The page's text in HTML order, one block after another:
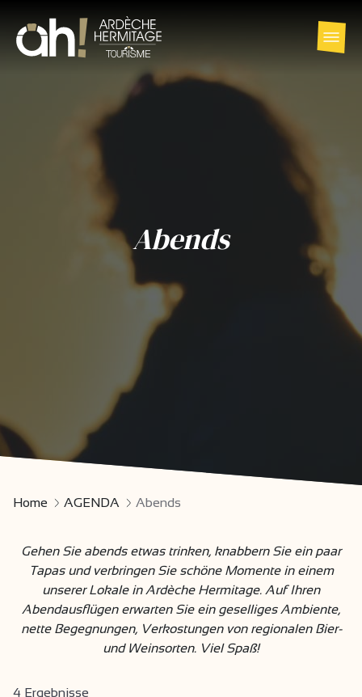
Abends
Home AGENDA Abends
Gehen Sie abends etwas trinken, knabbern Sie ein paar
Tapas und verbringen Sie schöne Momente in einem
unserer Lokale in Ardèche Hermitage. Auf Ihren
Abendausflügen erwarten Sie ein geselliges Ambiente,
nette Begegnungen, Verkostungen von regionalen Bier-
und Weinsorten. Viel Spaß!
4 Ergebnisse